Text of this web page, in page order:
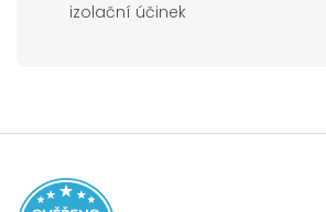
izolační účinek